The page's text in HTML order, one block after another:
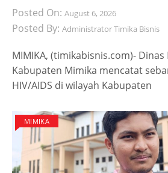
Posted On: August 6, 2026
Posted By: Administrator Timika Bisnis
MIMIKA, (timikabisnis.com)-
Kabupaten Mimika mencatat
HIV/AIDS di wilayah Kabupaten
MIMIKA